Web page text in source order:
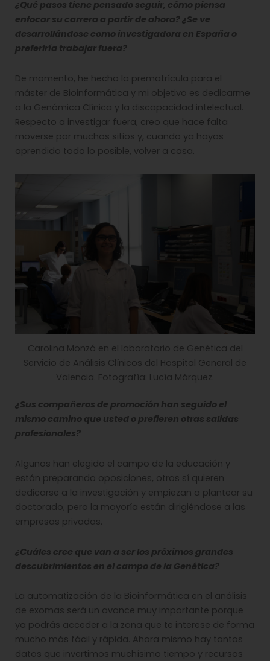
¿Qué pasos tiene pensado seguir, cómo piensa
enfocar su carrera a partir de ahora? ¿Se ve
desarrollándose como investigadora en España o
preferiría trabajar fuera?
De momento, he hecho la prematrícula para el
máster de Bioinformática y mi objetivo es dedicarme
a la Genómica Clínica y la discapacidad intelectual.
Respecto a investigar fuera, creo que hace falta
moverse por muchos sitios y, cuando ya hayas
aprendido todo lo posible, volver a casa.
Carolina Monzó en el laboratorio de Genética del
Servicio de Análisis Clínicos del Hospital General de
Valencia. Fotografía: Lucía Márquez.
¿Sus compañeros de promoción han seguido el
mismo camino que usted o prefieren otras salidas
profesionales?
Algunos han elegido el campo de la educación y
están preparando oposiciones, otros sí quieren
dedicarse a la investigación y empiezan a plantear su
doctorado, pero la mayoría están dirigiéndose a las
empresas privadas.
¿Cuáles cree que van a ser los próximos grandes
descubrimientos en el campo de la Genética?
La automatización de la Bioinformática en el análisis
de exomas será un avance muy importante porque
ya podrás acceder a la zona que te interese de forma
mucho más fácil y rápida. Ahora mismo hay tantos
datos que invertimos muchísimo tiempo y recursos